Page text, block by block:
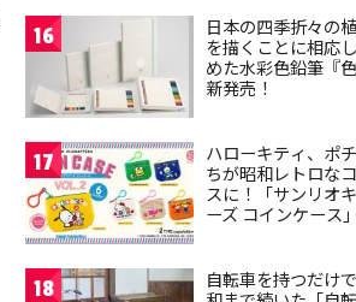
16
日本の四季折々の
を描くことに相応
めた水彩色鉛筆『
新発売！
17
ハローキティ、ポ
ちが昭和レトロな
スに！「サンリオ
ーズ コインケース
18
自転車を持つだけ